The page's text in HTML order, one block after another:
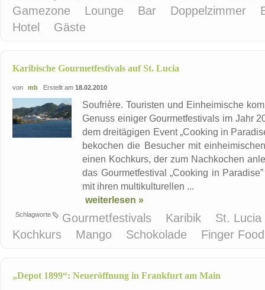
Gamezone
Lounge Bar Doppelzimmer
Hotel
Gäste
Karibische Gourmetfestivals auf St. Lucia
von mb Erstellt am 18.02.2010
Soufrière. Touristen und Einheimische
Genuss einiger Gourmetfestivals im Jahr
dem dreitägigen Event „Cooking in
bekochen die Besucher mit
einen Kochkurs, der zum Nachkochen
das Gourmetfestival „Cooking in
mit ihren multikulturellen ...
weiterlesen »
Schlagworte Gourmetfestivals Karibik
St. Lucia
Kochkurs
Mango Schokolade Finger
„Depot 1899“: Neueröffnung in Frankfurt am Main